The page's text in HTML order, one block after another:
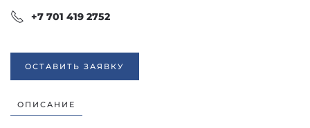
+7 701 419 2752
ОСТАВИТЬ ЗАЯВКУ
ОПИСАНИЕ